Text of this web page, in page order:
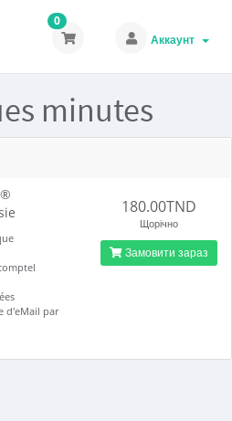
0
Аккаунт
minutes
d'eMail par
180.00TND
Щорічно
Замовити зараз